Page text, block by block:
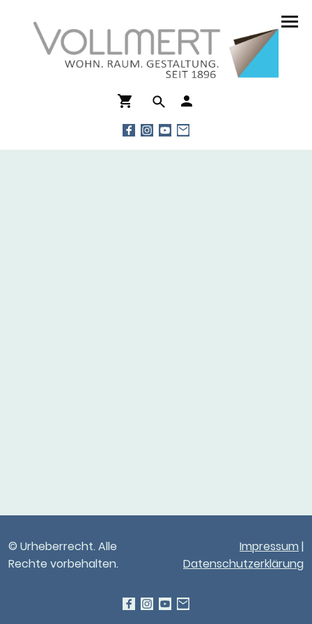
© Urheberrecht. Alle
Rechte vorbehalten.
Impressum |
Datenschutzerklärung